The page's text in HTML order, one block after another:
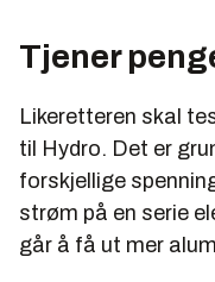
Tjener
Likeretteren skal
til Hydro. Det er
forskjellige
strøm på en serie
går å få ut mer